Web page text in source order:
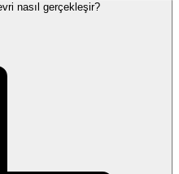
nasıl gerçekleşir?